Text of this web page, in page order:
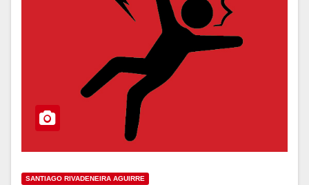
SANTIAGO RIVADENEIRA AGUIRRE